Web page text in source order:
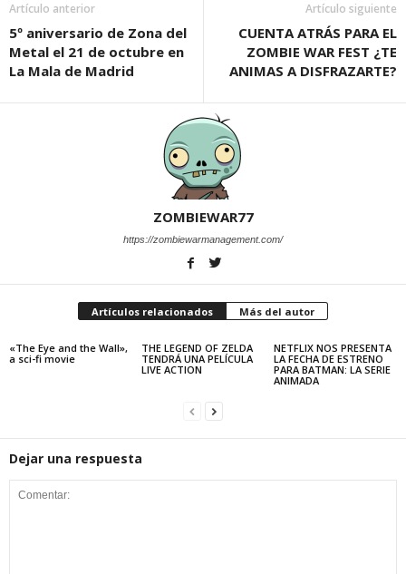
Artículo anterior
5º aniversario de Zona del
Metal el 21 de octubre en
La Mala de Madrid
Artículo siguiente
CUENTA ATRÁS PARA EL
ZOMBIE WAR FEST ¿TE
ANIMAS A DISFRAZARTE?
ZOMBIEWAR77
https://zombiewarmanagement.com/
Artículos relacionados Más del autor
«The Eye and the Wall»,
a sci-fi movie
THE LEGEND OF ZELDA
TENDRÁ UNA PELÍCULA
LIVE ACTION
NETFLIX NOS PRESENTA
LA FECHA DE ESTRENO
PARA BATMAN: LA SERIE
ANIMADA
Dejar una respuesta